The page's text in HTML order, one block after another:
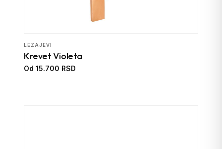
LEZAJEVI
Krevet Violeta
Od 15.700 RSD